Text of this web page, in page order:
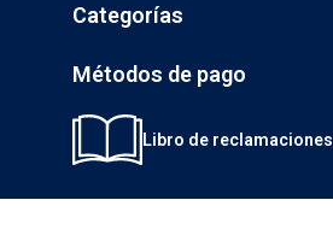
Categorías
Métodos de pago
Libro de reclamaciones